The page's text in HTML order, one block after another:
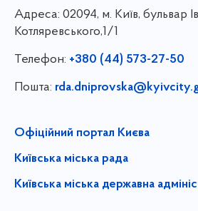
Адреса: 02094, м. Київ, бульвар
Котляревського,1/1
Телефон: +380 (44) 573-27-50
Пошта:
Офіційний портал Києва
Київська міська рада
Київська міська державна